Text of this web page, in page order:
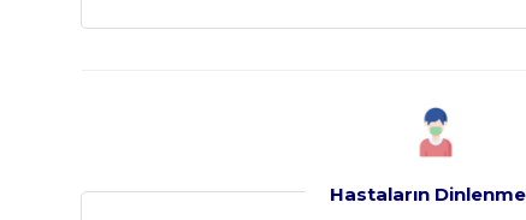
Hastaların